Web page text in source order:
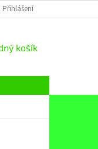
Přihlášení
košík